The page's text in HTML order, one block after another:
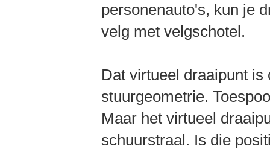
personenauto's, kun je
velg met velgschotel.
Dat virtueel draaipunt
stuurgeometrie.
Maar het virtueel
schuurstraal. Is die